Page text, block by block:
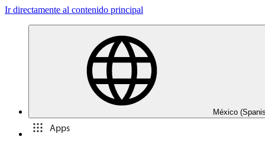
Ir directamente al contenido principal
México
Apps